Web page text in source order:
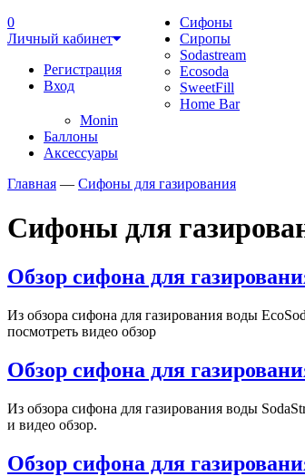
0
Личный кабинет
Регистрация
Вход
Сифоны
Сиропы
Sodastream
Ecosoda
SweetFill
Home Bar
Monin
Баллоны
Аксессуары
Главная — Сифоны для газирования
Сифоны для
Обзор сифона для
Из обзора сифона для газирования воды
посмотреть видео обзор
Обзор сифона для
Из обзора сифона для газирования воды
и видео обзор.
Обзор сифона для